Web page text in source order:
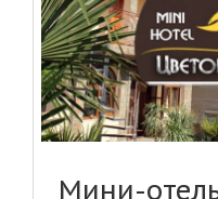
Мини-